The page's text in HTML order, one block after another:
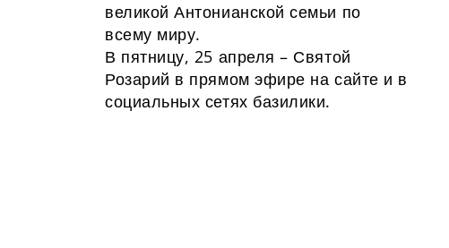
великой Антонианской семьи по
всему миру.
В пятницу, 25 апреля – Святой
Розарий в прямом эфире на сайте и в
социальных сетях базилики.